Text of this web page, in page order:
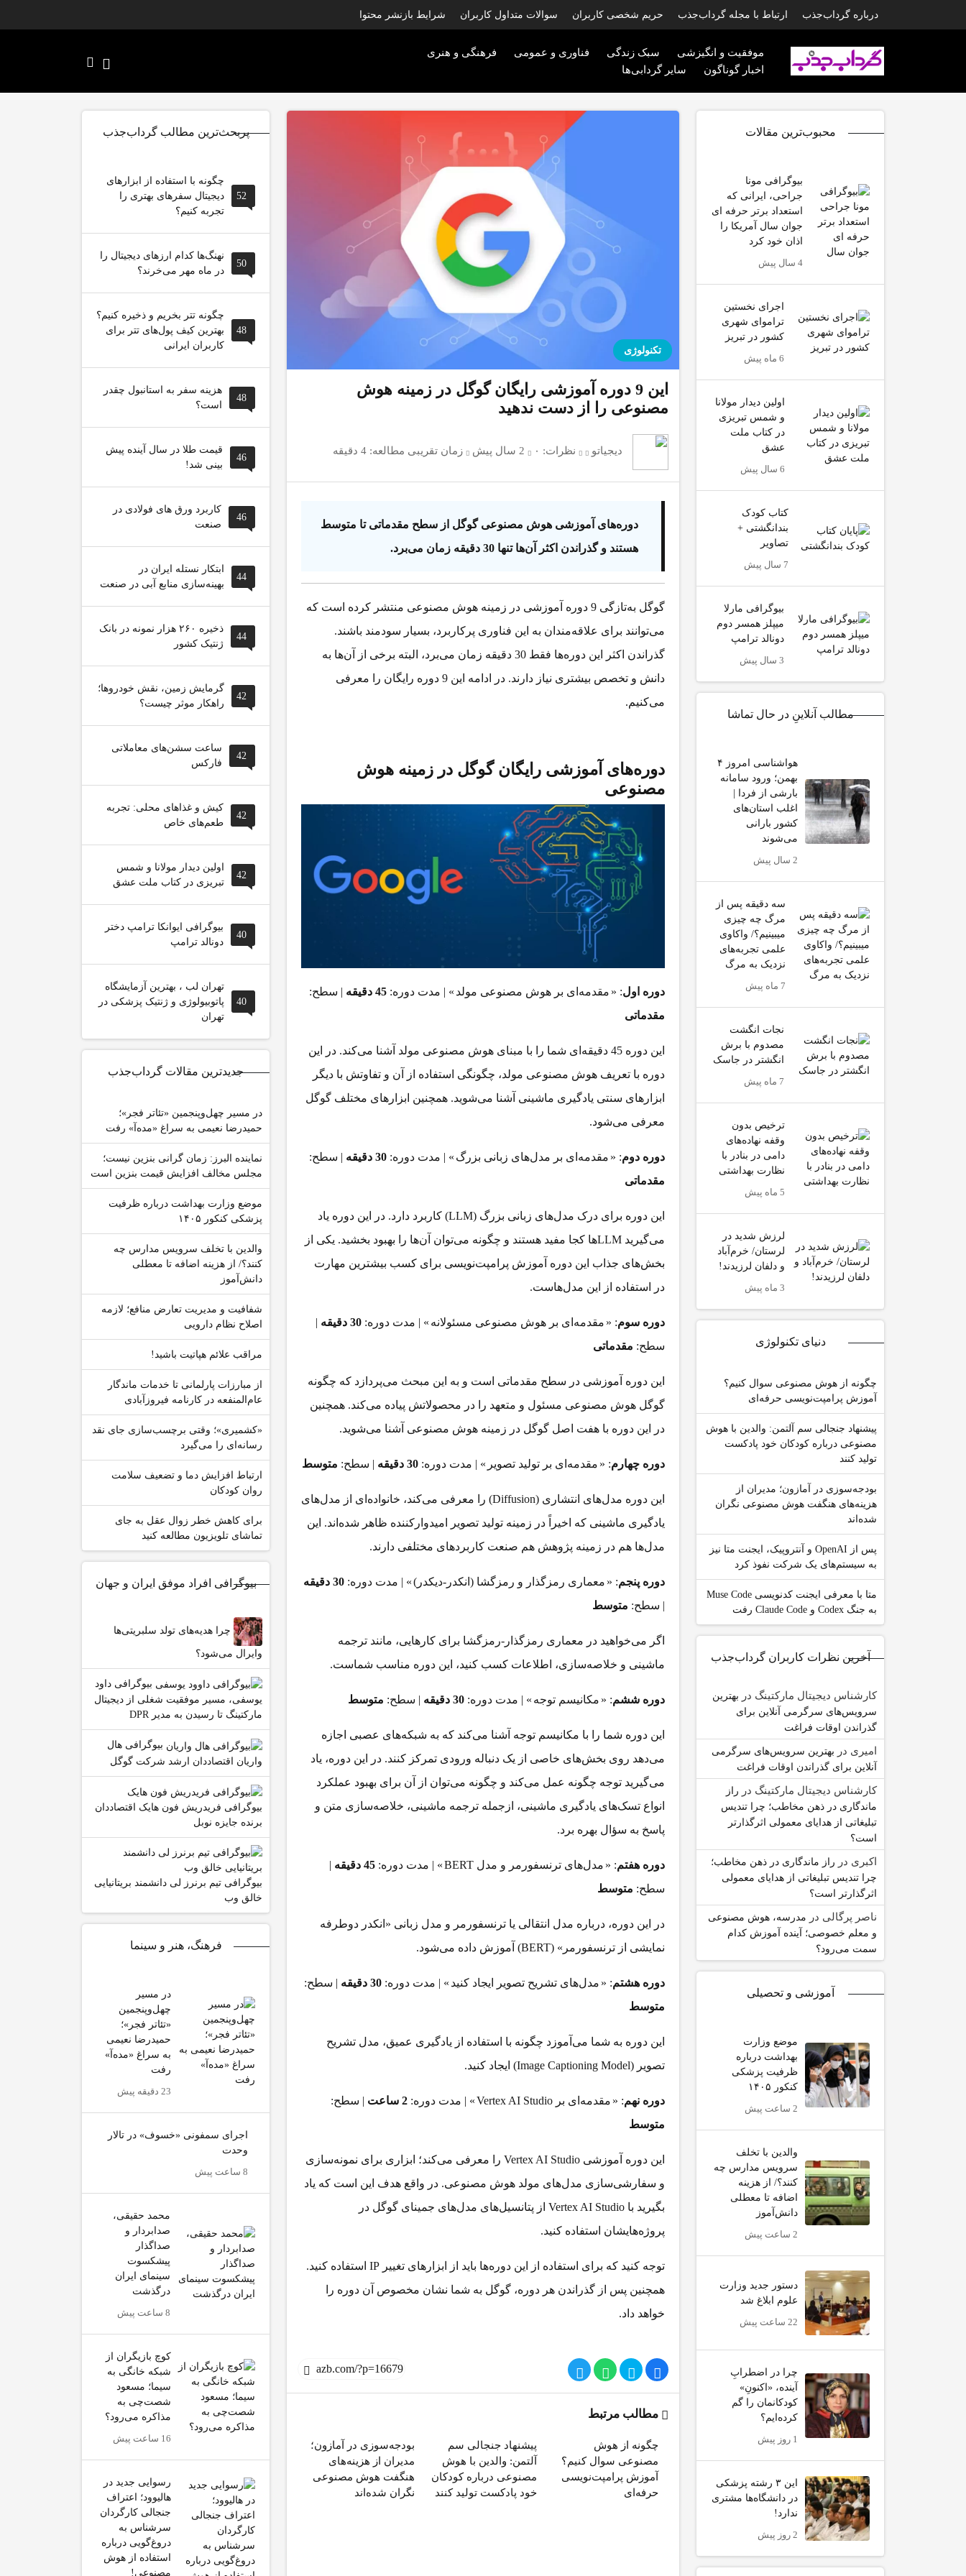
درباره گرداب‌جذب ارتباط با مجله گرداب‌جذب حریم شخصی کاربران سوالات متداول کاربران شرایط بازنشر محتوا
موفقیت و انگیزشی سبک زندگی فناوری و عمومی
فرهنگی و هنری
اخبار گوناگون
سایر گردابی‌ها
محبوب‌ترین مقالات
بیوگرافی مونا
جراحی، ایرانی که
استعداد برتر حرفه ای
جوان سال آمریکا را
اذان خود کرد
4 سال پیش
اجرای نخستین
تراموای شهری
کشور در تبریز
6 ماه پیش
اولین دیدار مولانا
و شمس تبریزی
در کتاب ملت
عشق
6 سال پیش
کتاب کودک
بندانگشتی +
تصاویر
7 سال پیش
بیوگرافی مارلا
میپلز همسر دوم
دونالد ترامپ
3 سال پیش
مطالب آنلاینِ در حال تماشا
هواشناسی امروز ۴
بهمن؛ ورود سامانه
بارشی از فردا |
اغلب استان‌های
کشور بارانی
می‌شوند
2 سال پیش
سه دقیقه پس از
مرگ چه چیزی
میبینیم؟/ واکاوی
علمی تجربه‌های
نزدیک به مرگ
7 ماه پیش
نجات انگشت
مصدوم با برش
انگشتر در جاسک
7 ماه پیش
ترخیص بدون
وقفه نهاده‌های
دامی در بنادر با
نظارت بهداشتی
5 ماه پیش
لرزش شدید در
لرستان/ خرم‌آباد
و دلفان لرزیدند!
3 ماه پیش
دنیای تکنولوژی
چگونه از هوش مصنوعی سوال کنیم؟
آموزش پرامپت‌نویسی حرفه‌ای
پیشنهاد جنجالی سم آلتمن: والدین با هوش
مصنوعی درباره کودکان خود پادکست
تولید کنند
بودجه‌سوزی در آمازون؛ مدیران از
هزینه‌های هنگفت هوش مصنوعی نگران
شده‌اند
پس از OpenAI و آنتروپیک، ایجنت متا نیز
به سیستم‌های یک شرکت نفوذ کرد
متا با معرفی ایجنت کدنویسی Muse Code
به جنگ Codex و Claude Code رفت
آخرین نظرات کاربران گرداب‌جذب
کارشناس دیجیتال مارکتینگ در بهترین
سرویس‌های سرگرمی آنلاین برای
گذراندن اوقات فراغت
امیری در بهترین سرویس‌های سرگرمی
آنلاین برای گذراندن اوقات فراغت
کارشناس دیجیتال مارکتینگ در راز
ماندگاری در ذهن مخاطب؛ چرا تندیس
تبلیغاتی از هدایای معمولی اثرگذارتر
است؟
اکبری در راز ماندگاری در ذهن مخاطب؛
چرا تندیس تبلیغاتی از هدایای معمولی
اثرگذارتر است؟
ناصر پرگالی در مدرسه، هوش مصنوعی
و معلم خصوصی؛ آینده آموزش کدام
سمت می‌رود؟
آموزشی و تحصیلی
موضع وزارت
بهداشت درباره
ظرفیت پزشکی
کنکور ۱۴۰۵
2 ساعت پیش
والدین با تخلف
سرویس مدارس چه
کنند؟/ از هزینه
اضافه تا معطلی
دانش‌آموز
2 ساعت پیش
دستور جدید وزارت
علوم ابلاغ شد
22 ساعت پیش
چرا در اضطرابِ
آینده، «اکنونِ»
کودکانمان را گم
کرده‌ایم؟
1 روز پیش
این ۳ رشته پزشکی
در دانشگاه‌ها مشتری
ندارد!
2 روز پیش
تکنولوژی
این 9 دوره آموزشی رایگان گوگل در زمینه هوش
مصنوعی را از دست ندهید
دیجیاتو نظرات: ۰ 2 سال پیش زمان تقریبی مطالعه: 4 دقیقه
دوره‌های آموزشی هوش مصنوعی گوگل از سطح مقدماتی تا متوسط
هستند و گذراندن اکثر آن‌ها تنها 30 دقیقه زمان می‌برد.
گوگل به‌تازگی 9 دوره آموزشی در زمینه هوش مصنوعی منتشر کرده است که
می‌توانند برای علاقه‌مندان به این فناوری پرکاربرد، بسیار سودمند باشند.
گذراندن اکثر این دوره‌ها فقط 30 دقیقه زمان می‌برد، البته برخی از آن‌ها به
دانش و تخصص بیشتری نیاز دارند. در ادامه این 9 دوره رایگان را معرفی
می‌کنیم.
دوره‌های آموزشی رایگان گوگل در زمینه هوش
مصنوعی
دوره اول: « مقدمه‌ای بر هوش مصنوعی مولد » | مدت دوره: 45 دقیقه
| سطح:
مقدماتی
این دوره 45 دقیقه‌ای شما را با مبنای هوش مصنوعی مولد آشنا می‌کند. در این
دوره با تعریف هوش مصنوعی مولد، چگونگی استفاده از آن و تفاوتش با دیگر
ابزارهای سنتی یادگیری ماشینی آشنا می‌شوید. همچنین ابزارهای مختلف گوگل
معرفی می‌شود.
دوره دوم: « مقدمه‌ای بر مدل‌های زبانی بزرگ » | مدت دوره: 30 دقیقه
| سطح:
مقدماتی
این دوره برای درک مدل‌های زبانی بزرگ (LLM) کاربرد دارد. در این دوره یاد
می‌گیرید LLMها کجا مفید هستند و چگونه می‌توان آن‌ها را بهبود بخشید. یکی از
بخش‌های جذاب این دوره آموزش پرامپت‌نویسی برای کسب بیشترین مهارت
در استفاده از این مدل‌هاست.
دوره سوم: « مقدمه‌ای بر هوش مصنوعی مسئولانه » | مدت دوره: 30 دقیقه
|
سطح: مقدماتی
این دوره آموزشی در سطح مقدماتی است و به این مبحث می‌پردازد که چگونه
گوگل هوش مصنوعی مسئول و متعهد را در محصولاتش پیاده‌ می‌کند. همچنین
در این دوره با هفت اصل گوگل در زمینه هوش مصنوعی آشنا می‌شوید.
دوره چهارم: « مقدمه‌ای بر تولید تصویر » | مدت دوره: 30 دقیقه | سطح: متوسط
این دوره مدل‌های انتشاری (Diffusion) را معرفی می‌کند، خانواده‌ای از مدل‌های
یادگیری ماشینی که اخیراً در زمینه تولید تصویر امیدوارکننده ظاهر شده‌اند. این
مدل‌ها هم در زمینه پژوهش هم صنعت کاربردهای مختلفی دارند.
دوره پنجم: « معماری رمزگذار و رمزگشا (انکدر-دیکدر)» | مدت دوره: 30 دقیقه
| سطح: متوسط
اگر می‌خواهید در معماری رمزگذار-رمزگشا برای کارهایی، مانند ترجمه
ماشینی و خلاصه‌سازی، اطلاعات کسب کنید، این دوره مناسب شماست.
دوره ششم: « مکانیسم توجه » | مدت دوره: 30 دقیقه | سطح: متوسط
این دوره شما را با مکانیسم توجه آشنا می‌کند که به شبکه‌های عصبی اجازه
می‌دهد روی بخش‌های خاصی از یک دنباله ورودی تمرکز کنند. در این دوره، یاد
می‌گیرید توجه چگونه عمل می‌کند و چگونه می‌توان از آن برای بهبود عملکرد
انواع تسک‌های یادگیری ماشینی، ازجمله ترجمه ماشینی، خلاصه‌سازی متن و
پاسخ به سؤال بهره برد.
دوره هفتم: « مدل‌های ترنسفورمر و مدل BERT » | مدت دوره: 45 دقیقه
|
سطح: متوسط
در این دوره، درباره مدل‌ انتقالی یا ترنسفورمر و مدل زبانی «انکدر دوطرفه
نمایشی از ترنسفورمر» (BERT) آموزش داده می‌شود.
دوره هشتم: « مدل‌های تشریح تصویر ایجاد کنید » | مدت دوره: 30 دقیقه
| سطح:
متوسط
این دوره به شما می‌آموزد چگونه با استفاده از یادگیری عمیق، مدل تشریح
تصویر (Image Captioning Model) ایجاد کنید.
دوره نهم: « مقدمه‌ای بر Vertex AI Studio » | مدت دوره: 2 ساعت
| سطح:
متوسط
این دوره آموزشی Vertex AI Studio را معرفی می‌کند؛ ابزاری برای نمونه‌سازی
و سفارشی‌سازی مدل‌های مولد هوش مصنوعی. در واقع هدف این است که یاد
بگیرید با Vertex AI Studio از پتانسیل‌های مدل‌های جمینای گوگل در
پروژه‌هایشان استفاده کنید.
توجه کنید که برای استفاده از این دوره‌ها باید از ابزارهای تغییر IP استفاده کنید.
همچنین پس از گذراندن هر دوره، گوگل به شما نشان مخصوص آن دوره را
خواهد داد.
مطالب مرتبط
چگونه از هوش
مصنوعی سوال کنیم؟
آموزش پرامپت‌نویسی
حرفه‌ای
پیشنهاد جنجالی سم
آلتمن: والدین با هوش
مصنوعی درباره کودکان
خود پادکست تولید کنند
بودجه‌سوزی در آمازون؛
مدیران از هزینه‌های
هنگفت هوش مصنوعی
نگران شده‌اند
آنتروپیک، ایجنت متا نیز
به سیستم‌های یک
شرکت نفوذ کرد
متا با معرفی ایجنت
Code رفت
پربحث‌ترین مطالب گرداب‌جذب
52
چگونه با استفاده از ابزارهای
دیجیتال سفرهای بهتری را
تجربه کنیم؟
50
نهنگ‌ها کدام ارزهای دیجیتال را
در ماه مهر می‌خرند؟
48
چگونه تتر بخریم و ذخیره کنیم؟
بهترین کیف پول‌های تتر برای
کاربران ایرانی
48
هزینه سفر به استانبول چقدر
است؟
46
قیمت طلا در سال آینده پیش
بینی شد!
46
کاربرد ورق های فولادی در
صنعت
44
ابتکار نستله ایران در
بهینه‌سازی منابع آبی در صنعت
44
ذخیره ۲۶۰ هزار نمونه در بانک
ژنتیک کشور
42
گرمایش زمین، نقش خودروها؛
راهکار موثر چیست؟
42
ساعت سشن‌های معاملاتی
فارکس
42
کیش و غذاهای محلی: تجربه
طعم‌های خاص
42
اولین دیدار مولانا و شمس
تبریزی در کتاب ملت عشق
40
بیوگرافی ایوانکا ترامپ دختر
دونالد ترامپ
40
تهران لب ، بهترین آزمایشگاه
پاتوبیولوژی و ژنتیک پزشکی در
تهران
جدیدترین مقالات گرداب‌جذب
در مسیر چهل‌وپنجمین «تئاتر فجر»؛
حمیدرضا نعیمی به سراغ «مده‌آ» رفت
نماینده البرز: زمان گرانی بنزین نیست؛
مجلس مخالف افزایش قیمت بنزین است
موضع وزارت بهداشت درباره ظرفیت
پزشکی کنکور ۱۴۰۵
والدین با تخلف سرویس مدارس چه
کنند؟/ از هزینه اضافه تا معطلی
دانش‌آموز
شفافیت و مدیریت تعارض منافع؛ لازمه
اصلاح نظام دارویی
مراقب علائم هپاتیت باشید!
از مبارزات پارلمانی تا خدمات ماندگار
عام‌المنفعه در کارنامه فیروزآبادی
«کشمیری»؛ وقتی برچسب‌سازی جای نقد
رسانه‌ای را می‌گیرد
ارتباط افزایش دما و تضعیف سلامت
روان کودکان
برای کاهش خطر زوال عقل به جای
تماشای تلویزیون مطالعه کنید
بیوگرافی افراد موفق ایران و جهان
چرا هدیه‌های تولد سلبریتی‌ها
وایرال می‌شود؟
بیوگرافی داود
یوسفی، مسیر موفقیت شغلی از دیجیتال
مارکتینگ تا رسیدن به مدیر DPR
بیوگرافی هال
واریان اقتصاددان ارشد شرکت گوگل
بیوگرافی فریدریش فون هایک اقتصاددان
برنده جایزه نوبل
بیوگرافی تیم برنرز لی دانشمند بریتانیایی
خالق وب
فرهنگ، هنر و سینما
در مسیر
چهل‌وپنجمین
«تئاتر فجر»؛
حمیدرضا نعیمی
به سراغ «مده‌آ»
رفت
23 دقیقه پیش
اجرای سمفونی «خسوف» در تالار
وحدت
8 ساعت پیش
محمد حقیقی،
صدابردار و
صداگذار
پیشکسوت
سینمای ایران
درگذشت
8 ساعت پیش
کوچ بازیگران از
شبکه خانگی به
سیما؛ مسعود
شصت‌چی به
مذاکره می‌رود؟
16 ساعت پیش
رسوایی جدید در
هالیوود؛ اعتراف
جنجالی کارگردان
سرشناس به
دروغ‌گویی درباره
استفاده از هوش
مصنوعی!